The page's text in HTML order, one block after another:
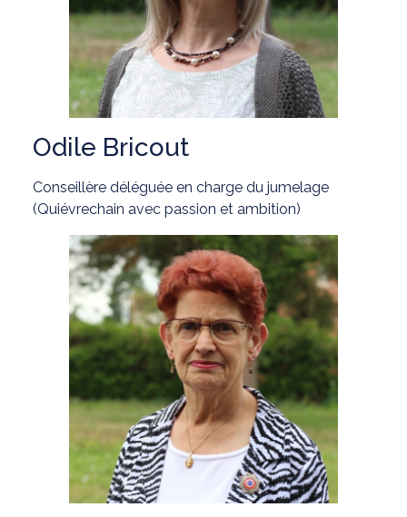
Odile Bricout
Conseillère déléguée en charge du jumelage
(Quiévrechain avec passion et ambition)